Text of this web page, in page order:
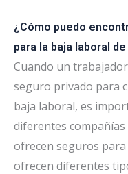
¿Cómo puedo
para la baja laboral
Cuando un
seguro privado para
baja laboral, es
diferentes
ofrecen seguros
ofrecen diferentes